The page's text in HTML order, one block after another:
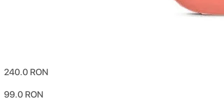
240.0 RON
99.0 RON